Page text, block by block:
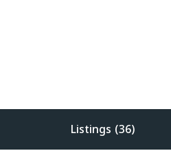
Listings (36)